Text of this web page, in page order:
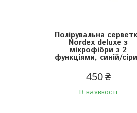
Полірувальна
Nordex deluxe з
мікрофібри з 2
функціями, синій/
450 ₴
В наявності